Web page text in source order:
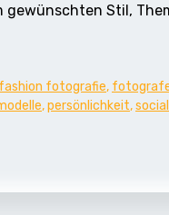
Stil,
fashion fotografie,
,persönlichkeit,